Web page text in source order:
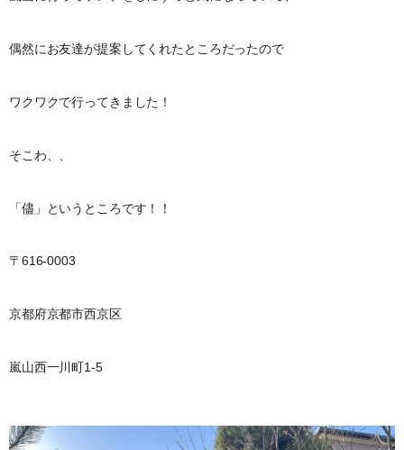
偶然にお友達が提案してくれたところだったので
ワクワクで行ってきました！
そこわ、、
「儘」というところです！！
〒616-0003
京都府京都市西京区
嵐山西一川町1-5